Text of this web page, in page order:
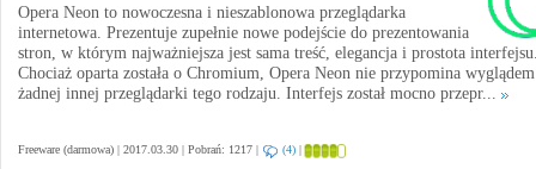
Opera Neon to nowoczesna i nieszablonowa przeglądarka
internetowa. Prezentuje zupełnie nowe podejście do prezentowania
stron, w którym najważniejsza jest sama treść, elegancja i prostota
Chociaż oparta została o Chromium, Opera Neon nie przypomina wyglądem
żadnej innej przeglądarki tego rodzaju. Interfejs został mocno przepr...
Freeware (darmowa) | 2017.03.30 | Pobrań: 1217 | (4) |